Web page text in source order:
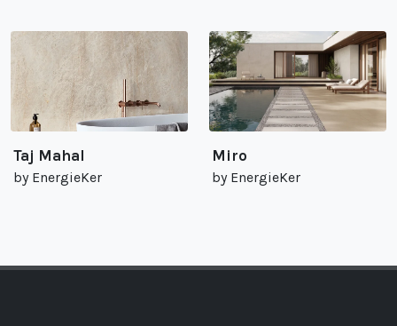
Taj Mahal
by EnergieKer
Miro
by EnergieKer